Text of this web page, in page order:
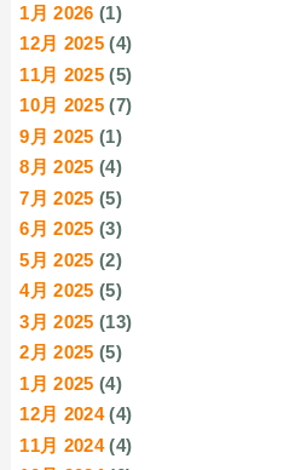
1月 2026 (1)
12月 2025 (4)
11月 2025 (5)
10月 2025 (7)
9月 2025 (1)
8月 2025 (4)
7月 2025 (5)
6月 2025 (3)
5月 2025 (2)
4月 2025 (5)
3月 2025 (13)
2月 2025 (5)
1月 2025 (4)
12月 2024(4)
11月 2024(4)